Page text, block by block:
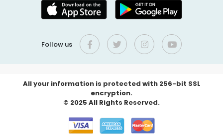
Follow us
All your information is protected with 256-bit SSL
encryption.
© 2025 All Rights Reserved.